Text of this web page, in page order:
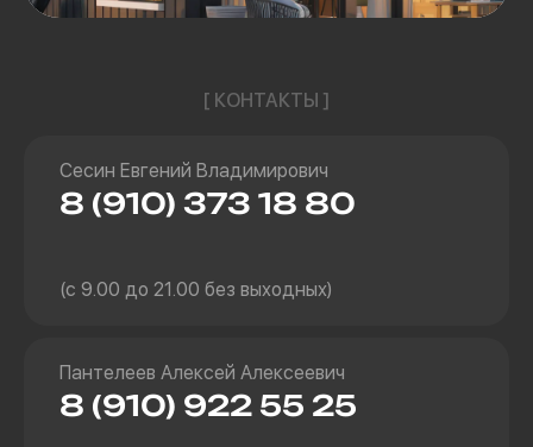
[ КОНТАКТЫ ]
Сесин Евгений Владимирович
8 (910) 373 18 80
(с 9.00 до 21.00 без выходных)
Пантелеев Алексей Алексеевич
8 (910) 922 55 25